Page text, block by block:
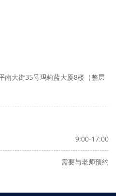
南大街35号玛莉蓝大厦8楼（整层
9:00-17:00
需要与老师预约